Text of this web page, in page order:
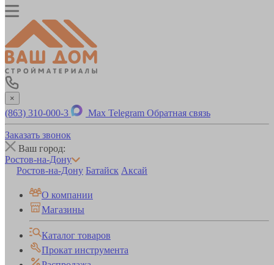
×
(863) 310-000-3 Max Telegram Обратная связь
Заказать звонок
Ваш город:
Ростов-на-Дону
Ростов-на-Дону Батайск Аксай
О компании
Магазины
Каталог товаров
Прокат инструмента